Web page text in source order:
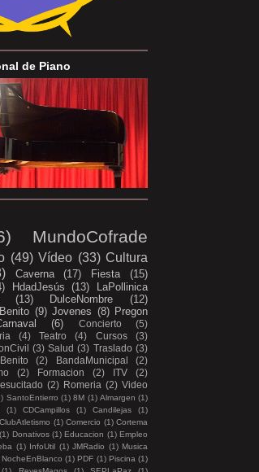
de Piano
MundoCofrade
(49) Vídeo (33) Cultura
Caverna (17) Fiesta
(15)
HdadJesús (13)
LaPollinica
(13) DulceNombre
(12)
(9) Jovenes (8) Pregon
(6) Concierto
(5)
(4) Teatro (4) Cursos
(3)
(3) Salud (3) Traslado (3)
(2) BandaMunicipal
(2)
(2) Formacion (2) ITV
(2)
(2) Romeria (2) Video
SantoEntierro (1) 8M (1) Almargen (1)
(1) CDCampillos (1) Candilejas
(1)
ClubAtletismo (1) Comercio (1) Cortema
(1) Donativos (1) Educacion (1) Empleo
(1) InfoUtil (1) JMRadio (1) Musica
NocheEnBlanco (1) PDF (1) Piscina (1)